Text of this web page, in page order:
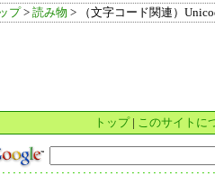
プ> 読み物 > （文字コード関連）
トップ| このサイトに